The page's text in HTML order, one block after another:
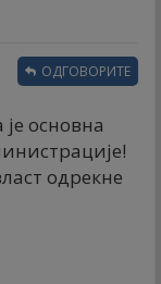
основна
одрекне
ОДГОВОРИТЕ